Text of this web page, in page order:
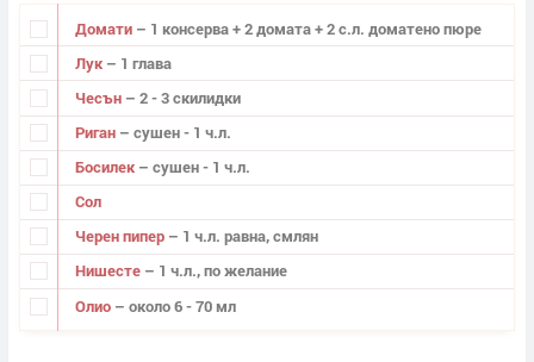
Домати – 1 консерва + 2 домата + 2 с.л. доматено пюре
Лук – 1 глава
Чесън – 2 - 3 скилидки
Риган – сушен - 1 ч.л.
Босилек – сушен - 1 ч.л.
Сол
Черен пипер – 1 ч.л. равна, смлян
Нишесте – 1 ч.л., по желание
Олио – около 6 - 70 мл